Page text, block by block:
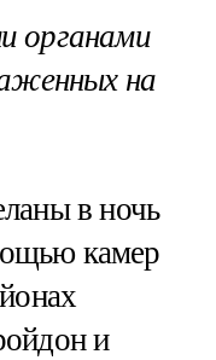
органами
на
в ночь
камер
и